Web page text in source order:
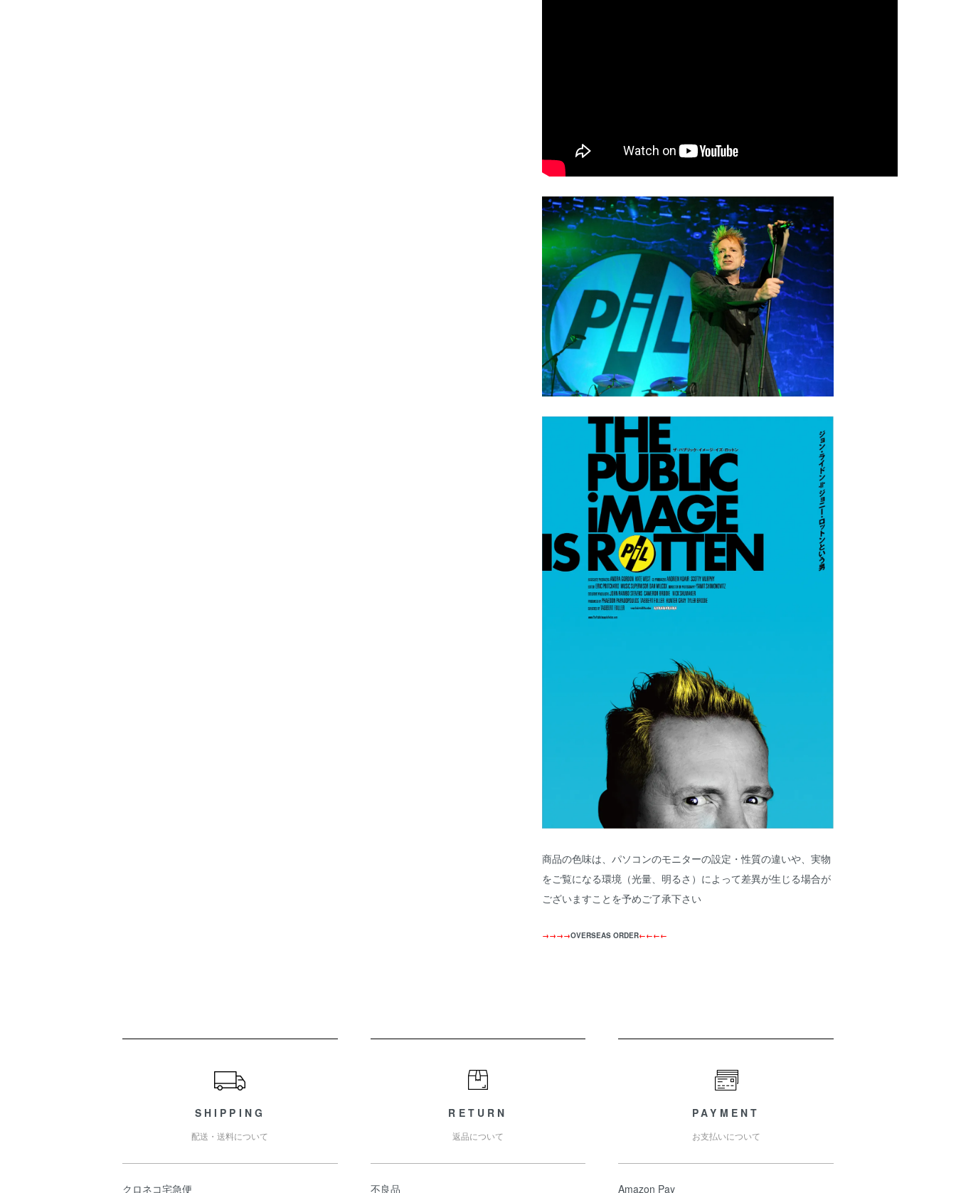
商品の色味は、パソコンのモニターの設定・性質の違いや、実物
をご覧になる環境（光量、明るさ）によって差異が生じる場合が
ございますことを予めご了承下さい
→→→→OVERSEAS ORDER←←←←
SHIPPING
配送・送料について
クロネコ宅急便
RETURN
返品について
不良品
PAYMENT
お支払いについて
Amazon Pay